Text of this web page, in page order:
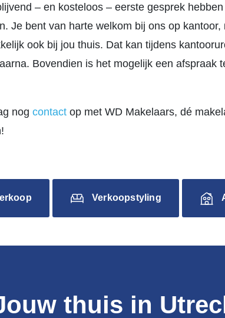
– en kosteloos – eerste gesprek
Je bent van harte welkom bij ons op kantoor,
ook bij jou thuis. Dat kan tijdens
Bovendien is het mogelijk een afspraak
nog contact op met WD Makelaars, dé
Verkoopstyling
thuis in